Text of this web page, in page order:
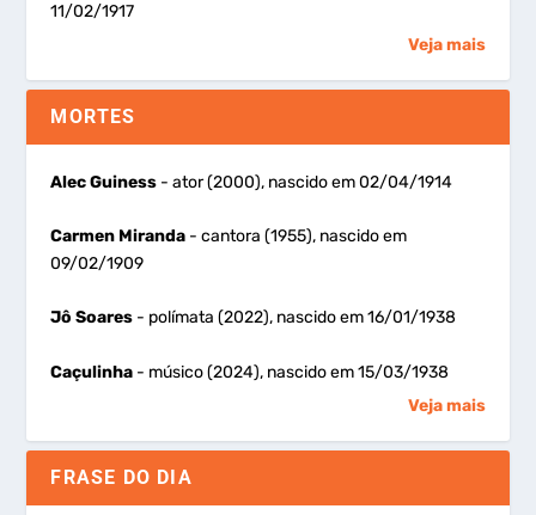
11/02/1917
Veja mais
MORTES
Alec Guiness - ator (2000), nascido em 02/04/1914
Carmen Miranda - cantora (1955), nascido em
09/02/1909
Jô Soares - polímata (2022), nascido em 16/01/1938
Caçulinha - músico (2024), nascido em 15/03/1938
Veja mais
FRASE DO DIA